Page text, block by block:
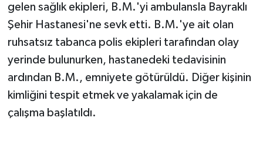
gelen sağlık ekipleri, B.M.'yi ambulansla Bayraklı
Şehir Hastanesi'ne sevk etti. B.M.'ye ait olan
ruhsatsız tabanca polis ekipleri tarafından olay
yerinde bulunurken, hastanedeki tedavisinin
ardından B.M., emniyete götürüldü. Diğer kişinin
kimliğini tespit etmek ve yakalamak için de
çalışma başlatıldı.